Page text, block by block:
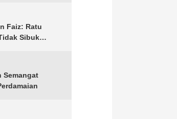
Faiz: Ratu
Sibuk
Rakyatnya
Semangat